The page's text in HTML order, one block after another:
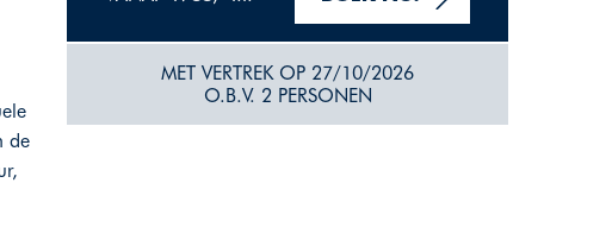
de
MET VERTREK OP 27/10/2026
O.B.V. 2 PERSONEN